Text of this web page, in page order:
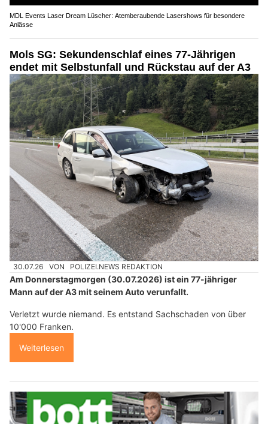
MDL Events Laser Dream Lüscher: Atemberaubende Lasershows für besondere
Anlässe
Mols SG: Sekundenschlaf eines 77-Jährigen
endet mit Selbstunfall und Rückstau auf der A3
30.07.26 VON POLIZEI.NEWS REDAKTION
Am Donnerstagmorgen (30.07.2026) ist ein 77-jähriger
Mann auf der A3 mit seinem Auto verunfallt.
Verletzt wurde niemand. Es entstand Sachschaden von über
10'000 Franken.
Weiterlesen